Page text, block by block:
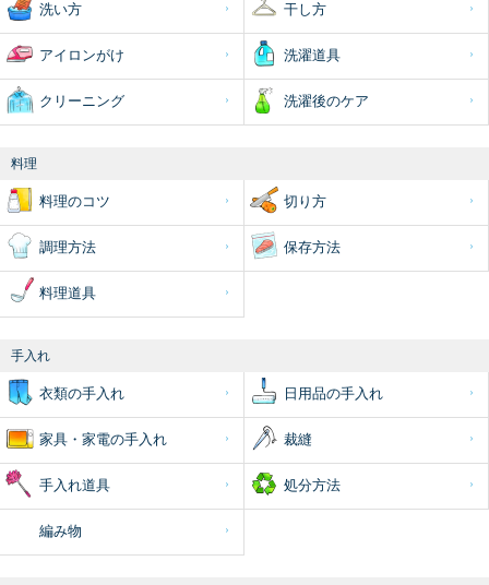
洗い方 干し方
アイロンがけ 洗濯道具
クリーニング 洗濯後のケア
料理
料理のコツ 切り方
調理方法 保存方法
料理道具
手入れ
衣類の手入れ 日用品の手入れ
家具・家電の手入れ 裁縫
手入れ道具 処分方法
編み物